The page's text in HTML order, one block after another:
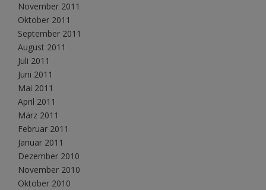
November 2011
Oktober 2011
September 2011
August 2011
Juli 2011
Juni 2011
Mai 2011
April 2011
März 2011
Februar 2011
Januar 2011
Dezember 2010
November 2010
Oktober 2010